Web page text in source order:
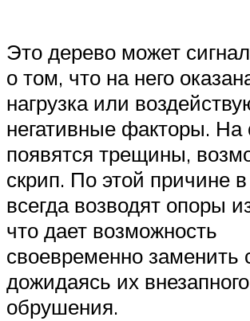
Это дерево может
о том, что на него
нагрузка или
негативные факторы. На
появятся трещины,
скрип. По этой причине
всегда возводят опоры
что дает возможность
своевременно заменить
дожидаясь их внезапного
обрушения.